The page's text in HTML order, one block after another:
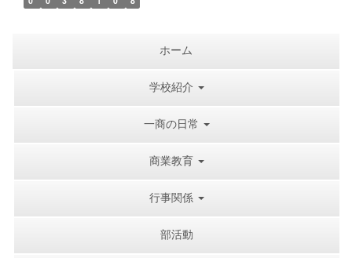
ホーム
学校紹介
一商の日常
商業教育
行事関係
部活動